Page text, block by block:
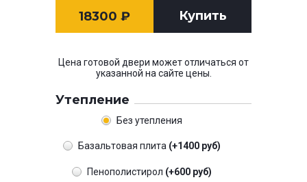
18300 ₽ Купить
Цена готовой двери может отличаться от
указанной на сайте цены.
Утепление
Без утепления
Базальтовая плита (+1400 руб)
Пенополистирол (+600 руб)